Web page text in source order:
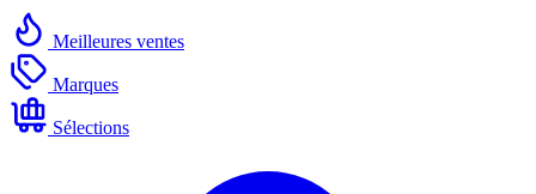
Meilleures ventes
Marques
Sélections